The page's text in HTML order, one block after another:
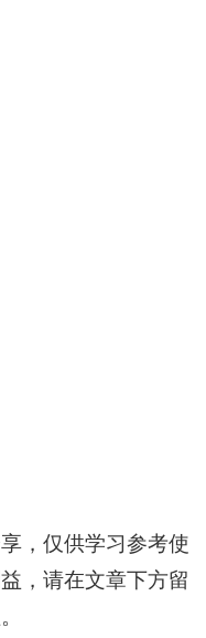
，仅供学习参考使
，请在文章下方留